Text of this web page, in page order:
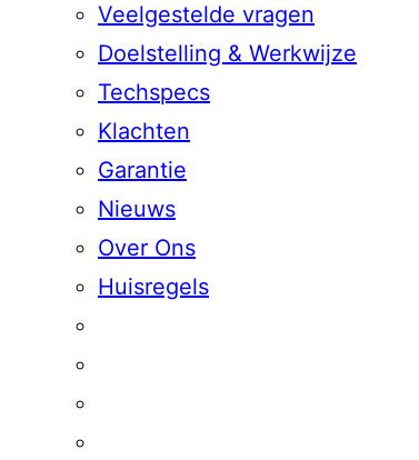
Veelgestelde vragen
Doelstelling & Werkwijze
Techspecs
Klachten
Garantie
Nieuws
Over Ons
Huisregels